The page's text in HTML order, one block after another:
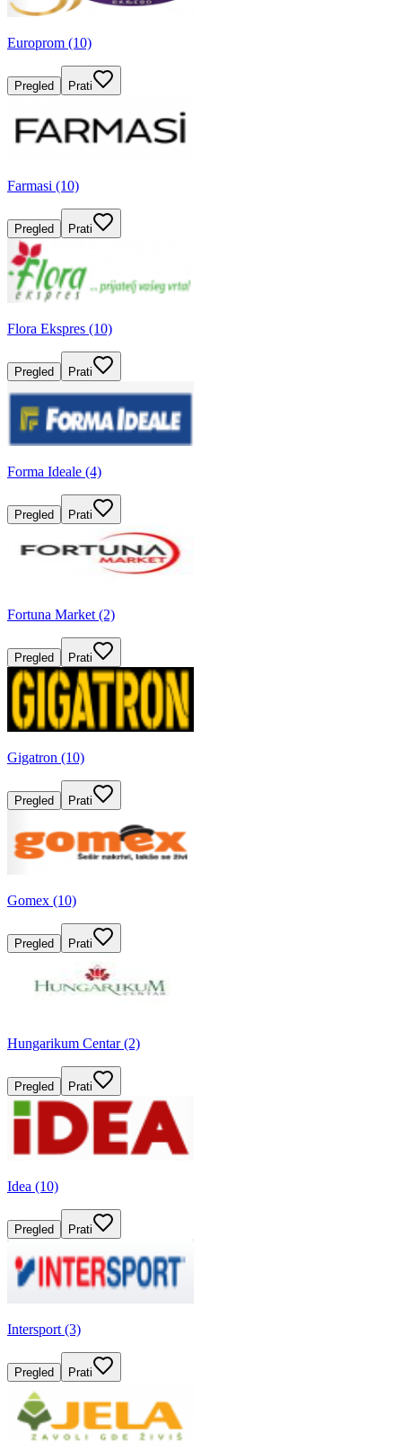
Europrom (10)
Pregled Prati
Farmasi (10)
Pregled Prati
Flora Ekspres (10)
Pregled Prati
Forma Ideale (4)
Pregled Prati
Fortuna Market (2)
Pregled Prati
Gigatron (10)
Pregled Prati
Gomex (10)
Pregled Prati
Hungarikum Centar (2)
Pregled Prati
Idea (10)
Pregled Prati
Intersport (3)
Pregled Prati